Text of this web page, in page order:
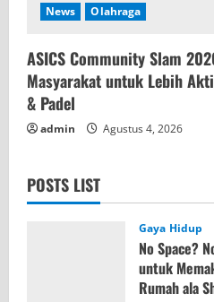
News Olahraga
ASICS Community Slam
Masyarakat untuk Lebih
& Padel
admin Agustus 4, 2026
POSTS LIST
Gaya Hidup
No Space?
untuk
Rumah ala